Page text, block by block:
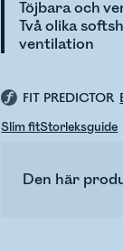
Töjbara och
Två olika
ventilation
FIT PREDICTOR
Slim fitStorleksguide
Den här